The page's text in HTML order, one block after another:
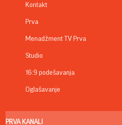
Kontakt
Prva
Menadžment TV Prva
Studio
16:9 podešavanja
Oglašavanje
PRVA KANALI